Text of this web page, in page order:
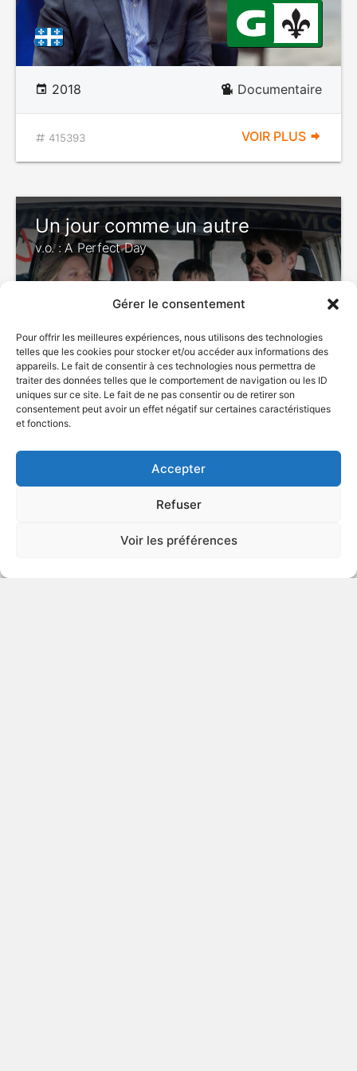
Gérer le consentement
Pour offrir les meilleures expériences, nous utilisons des technologies
telles que les cookies pour stocker et/ou accéder aux informations des
appareils. Le fait de consentir à ces technologies nous permettra de
traiter des données telles que le comportement de navigation ou les ID
uniques sur ce site. Le fait de ne pas consentir ou de retirer son
consentement peut avoir un effet négatif sur certaines caractéristiques
et fonctions.
Accepter
Refuser
Voir les préférences
2018 Documentaire
415393 VOIR PLUS
Un jour comme un autre
v.o. : A Perfect Day
2015 Chronique
Géronimo